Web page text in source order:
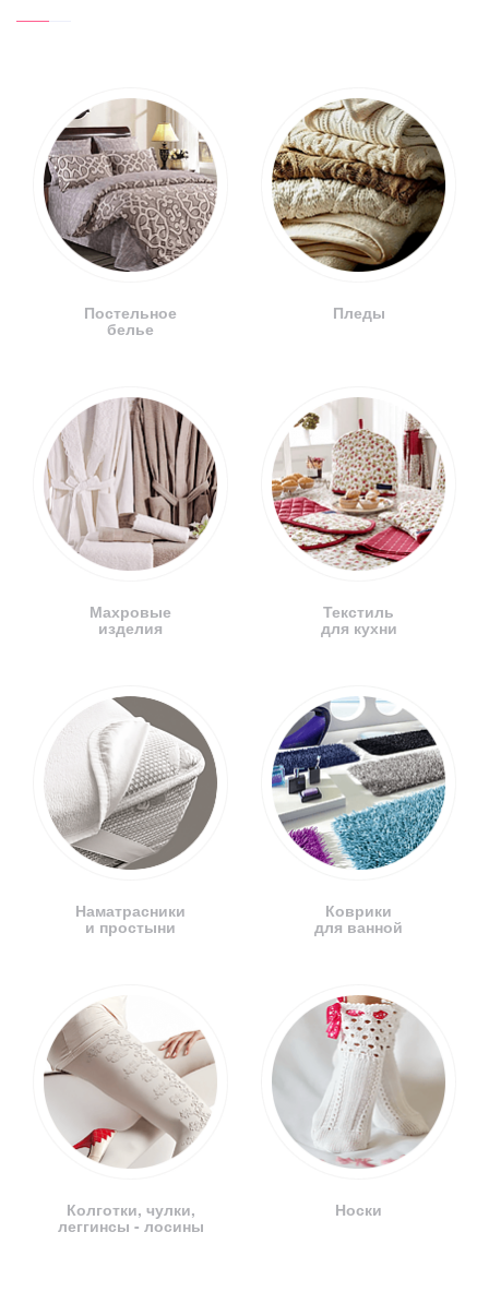
Постельное
белье
Махровые
изделия
Наматрасники
и простыни
Колготки, чулки,
леггинсы - лосины
Пледы
Текстиль
для кухни
Коврики
для ванной
Носки